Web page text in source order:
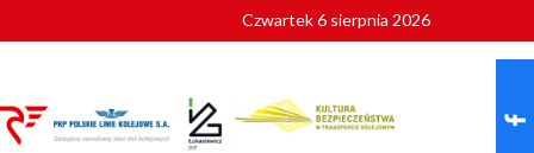
roku
Czwartek 6 sierpnia 2026